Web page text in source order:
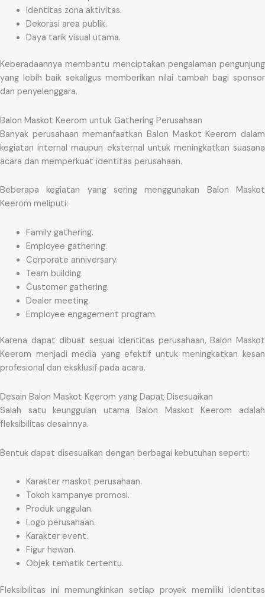
Identitas zona aktivitas.
Dekorasi area publik.
Daya tarik visual utama.
Keberadaannya membantu menciptakan pengalaman pengunjung
yang lebih baik sekaligus memberikan nilai tambah bagi sponsor
dan penyelenggara.
Balon Maskot Keerom untuk Gathering Perusahaan
Banyak perusahaan memanfaatkan Balon Maskot Keerom dalam
kegiatan internal maupun eksternal untuk meningkatkan suasana
acara dan memperkuat identitas perusahaan.
Beberapa kegiatan yang sering menggunakan Balon Maskot
Keerom meliputi:
Family gathering.
Employee gathering.
Corporate anniversary.
Team building.
Customer gathering.
Dealer meeting.
Employee engagement program.
Karena dapat dibuat sesuai identitas perusahaan, Balon Maskot
Keerom menjadi media yang efektif untuk meningkatkan kesan
profesional dan eksklusif pada acara.
Desain Balon Maskot Keerom yang Dapat Disesuaikan
Salah satu keunggulan utama Balon Maskot Keerom adalah
fleksibilitas desainnya.
Bentuk dapat disesuaikan dengan berbagai kebutuhan seperti:
Karakter maskot perusahaan.
Tokoh kampanye promosi.
Produk unggulan.
Logo perusahaan.
Karakter event.
Figur hewan.
Objek tematik tertentu.
Fleksibilitas ini memungkinkan setiap proyek memiliki identitas